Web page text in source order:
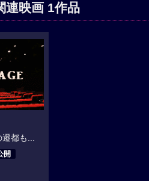
連映画 1作品
都も...
開